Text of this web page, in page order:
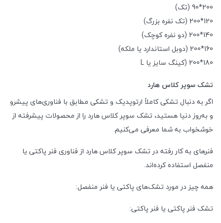
200*90 (تک)
120*200 (تک نفره بزرگ)
140*200 (دو نفره کوچک)
160*200 (دوبل استاندارد یا ملکه)
180*200 (کینگ سایز یا L
تشک سوپر کلاس هارد
اگر به دنبال تشکی کاملاً ارتوپدیک و تشکی مطابق با فناوری‌های پیشرو
و به‌روز دنیا هستید، تشک سوپر کلاس هارد را از محصولات پیشرفته از
خوشخواب به شما معرفی می‌کنیم.
فنرهای به کار رفته در تشک سوپر کلاس هارد از فناوری فنر پاکتی یا
منفصل استفاده کرده‌اند.
همه چیز در مورد تشک‌های پاکتی یا فنر منفصل:
تشک فنر پاکتی یا فنر پاکتی: